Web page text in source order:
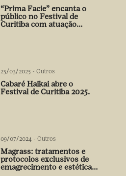
“Prima Facie” encanta o
público no Festival de
Curitiba com atuação
25/03/2025 - Outros
Cabaré Haikai abre o
Festival de Curitiba 2025.
09/07/2024 - Outros
Magrass: tratamentos e
protocolos exclusivos de
emagrecimento e estética